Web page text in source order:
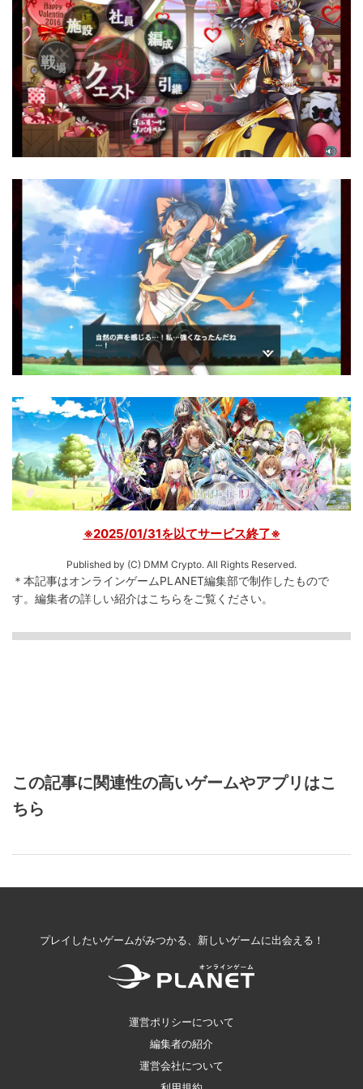
※2025/01/31を以てサービス終了※
Published by (C) DMM Crypto. All Rights Reserved.
＊本記事はオンラインゲームPLANET編集部で制作したもので
す。 編集者の詳しい紹介はこちらをご覧ください。
この記事に関連性の高いゲームやアプリはこ
ちら
プレイしたいゲームがみつかる、新しいゲームに出会える！
運営ポリシーについて
編集者の紹介
運営会社について